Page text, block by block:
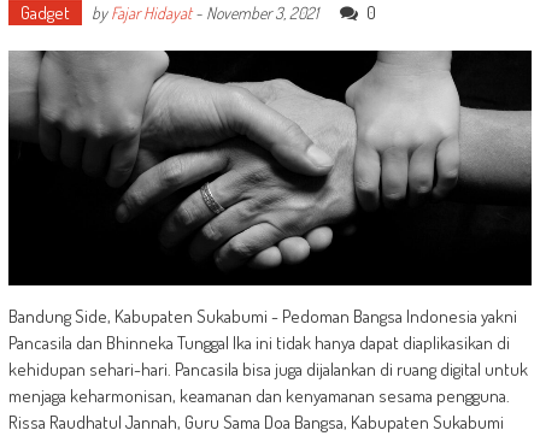
Gadget byFajar Hidayat- November 3, 2021 0
Bandung Side, Kabupaten Sukabumi - Pedoman Bangsa Indonesia yakni
Pancasila dan Bhinneka Tunggal Ika ini tidak hanya dapat diaplikasikan di
kehidupan sehari-hari. Pancasila bisa juga dijalankan di ruang digital untuk
menjaga keharmonisan, keamanan dan kenyamanan sesama pengguna.
Rissa Raudhatul Jannah, Guru Sama Doa Bangsa, Kabupaten Sukabumi